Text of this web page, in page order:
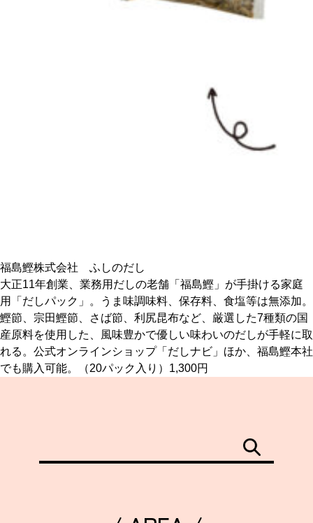
チケットプレゼント応募
カレーが好き
京都おやつクラブ
私と店のはなし
福島鰹株式会社 ふしのだし
大正11年創業、業務用だしの老舗「福島鰹」が手掛ける家庭
用「だしパック」。うま味調味料、保存料、食塩等は無添加。
鰹節、宗田鰹節、さば節、利尻昆布など、厳選した7種類の国
産原料を使用した、風味豊かで優しい味わいのだしが手軽に取
れる。公式オンラインショップ「だしナビ」ほか、福島鰹本社
でも購入可能。（20パック入り）1,300円